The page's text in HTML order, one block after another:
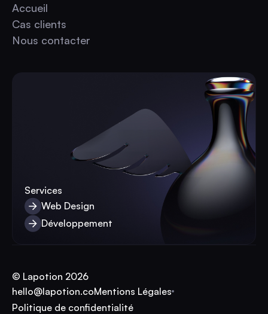
Accueil
Accueil
Cas clients
Cas clients
Nous contacter
Services
Web Design
Web Design
Développement
© Lapotion 2026
hello@lapotion.co
hello@lapotion.co
Mentions Légales
Mentions Légales
Politique de confidentialité